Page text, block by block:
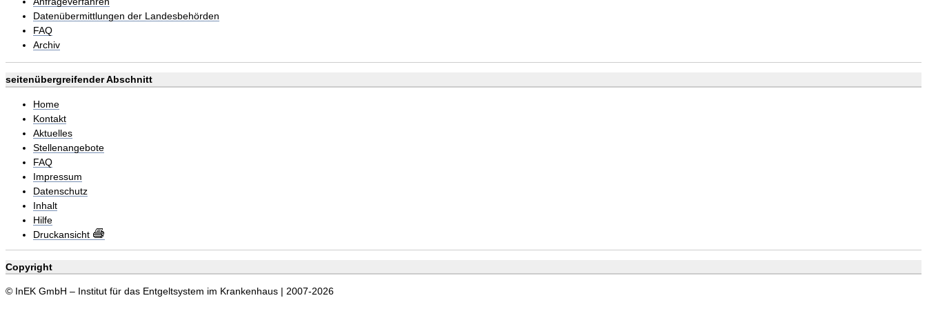
Datenübermittlungen der Landesbehörden
FAQ
Archiv
seitenübergreifender Abschnitt
Home
Kontakt
Aktuelles
Stellenangebote
FAQ
Impressum
Datenschutz
Inhalt
Hilfe
Druckansicht
Copyright
© InEK GmbH – Institut für das Entgeltsystem im Krankenhaus | 2007-2026